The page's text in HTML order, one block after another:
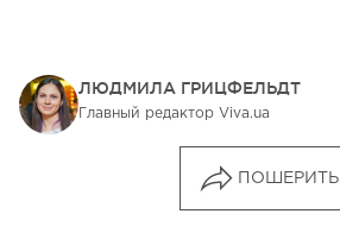
ЛЮДМИЛА ГРИЦФЕЛЬДТ
Главный редактор Viva.ua
ПОШЕРИТЬ